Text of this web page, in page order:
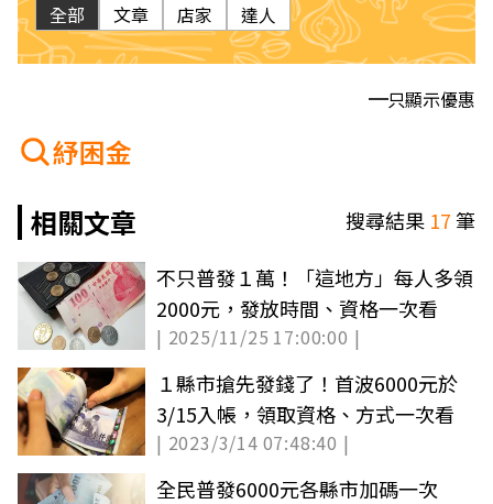
全部 文章 店家 達人
只顯示優惠
紓困金
相關文章
搜尋結果 17筆
不只普發１萬！「這地方」每人多領
2000元，發放時間、資格一次看
| 2025/11/25 17:00:00 |
１縣市搶先發錢了！首波6000元於
3/15入帳，領取資格、方式一次看
| 2023/3/14 07:48:40 |
全民普發6000元各縣市加碼一次